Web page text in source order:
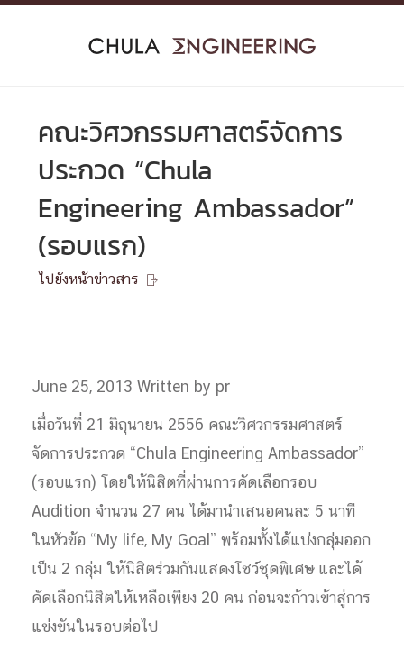
Skip
คณะวิศวกรรมศาสตร์จัดการ
ประกวด “Chula
Engineering Ambassador”
(รอบแรก)
ไปยังหน้าข่าวสาร 
June 25, 2013Written by pr
เมื่อวันที่ 21 มิถุนายน 2556 คณะวิศวกรรมศาสตร์
จัดการประกวด “Chula Engineering Ambassador”
(รอบแรก) โดยให้นิสิตที่ผ่านการคัดเลือกรอบ
Audition จำนวน 27 คน ได้มานำเสนอคนละ 5 นาที
ในหัวข้อ “My life, My Goal” พร้อมทั้งได้แบ่งกลุ่มออก
เป็น 2 กลุ่ม ให้นิสิตร่วมกันแสดงโชว์ชุดพิเศษ และได้
คัดเลือกนิสิตให้เหลือเพียง 20 คน ก่อนจะก้าวเข้าสู่การ
แข่งขันในรอบต่อไป